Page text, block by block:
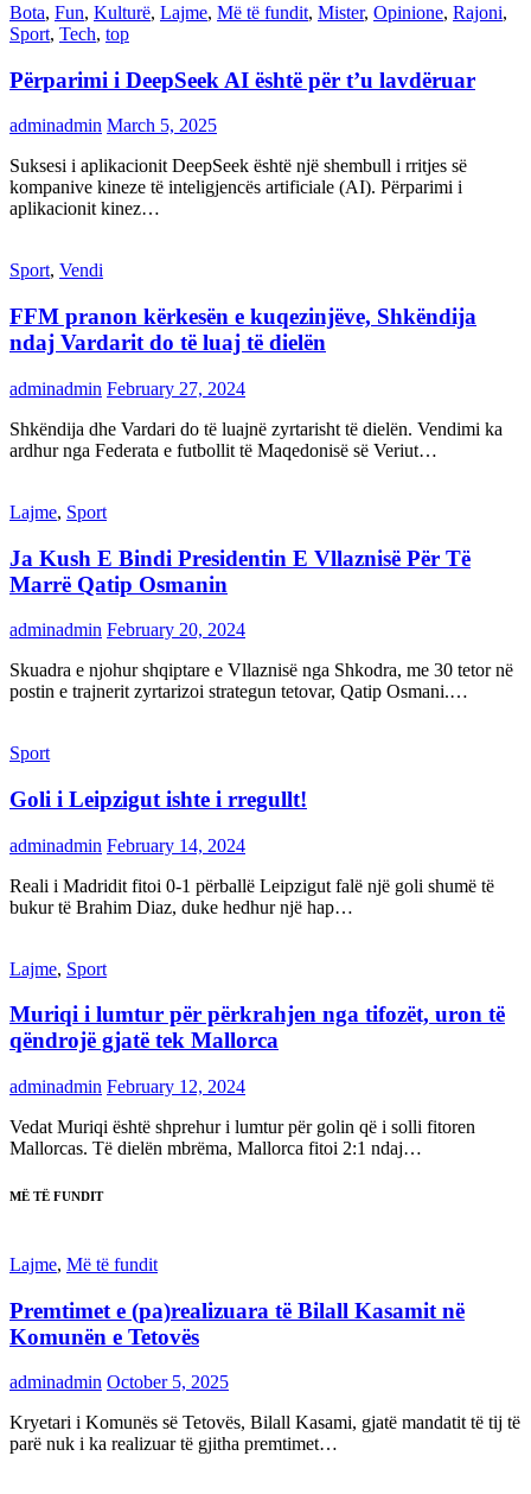
Bota, Fun, Kulturë, Lajme, Më të fundit, Mister, Opinione, Rajoni,
Sport, Tech, top
Përparimi i DeepSeek AI është për t’u lavdëruar
adminadmin March 5, 2025
Suksesi i aplikacionit DeepSeek është një shembull i rritjes së
kompanive kineze të inteligjencës artificiale (AI). Përparimi i
aplikacionit kinez…
Sport, Vendi
FFM pranon kërkesën e kuqezinjëve, Shkëndija
ndaj Vardarit do të luaj të dielën
adminadmin February 27, 2024
Shkëndija dhe Vardari do të luajnë zyrtarisht të dielën. Vendimi ka
ardhur nga Federata e futbollit të Maqedonisë së Veriut…
Lajme, Sport
Ja Kush E Bindi Presidentin E Vllaznisë Për Të
Marrë Qatip Osmanin
adminadmin February 20, 2024
Skuadra e njohur shqiptare e Vllaznisë nga Shkodra, me 30 tetor në
postin e trajnerit zyrtarizoi strategun tetovar, Qatip Osmani.…
Sport
Goli i Leipzigut ishte i rregullt!
adminadmin February 14, 2024
Reali i Madridit fitoi 0-1 përballë Leipzigut falë një goli shumë të
bukur të Brahim Diaz, duke hedhur një hap…
Lajme, Sport
Muriqi i lumtur për përkrahjen nga tifozët, uron të
qëndrojë gjatë tek Mallorca
adminadmin February 12, 2024
Vedat Muriqi është shprehur i lumtur për golin që i solli fitoren
Mallorcas. Të dielën mbrëma, Mallorca fitoi 2:1 ndaj…
MË TË FUNDIT
Lajme, Më të fundit
Premtimet e (pa)realizuara të Bilall Kasamit në
Komunën e Tetovës
adminadmin October 5, 2025
Kryetari i Komunës së Tetovës, Bilall Kasami, gjatë mandatit të tij të
parë nuk i ka realizuar të gjitha premtimet…